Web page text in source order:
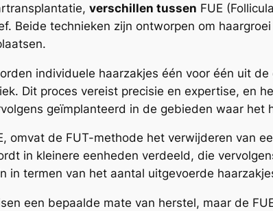
verschillen tussen FUE
Beide technieken zijn ontworpen om
individuele haarzakjes één voor één uit
Dit proces vereist precisie en expertise, en
geïmplanteerd in de gebieden waar
omvat de FUT-methode het verwijderen van
in kleinere eenheden verdeeld, die
in termen van het aantal uitgevoerde
een bepaalde mate van herstel, maar de